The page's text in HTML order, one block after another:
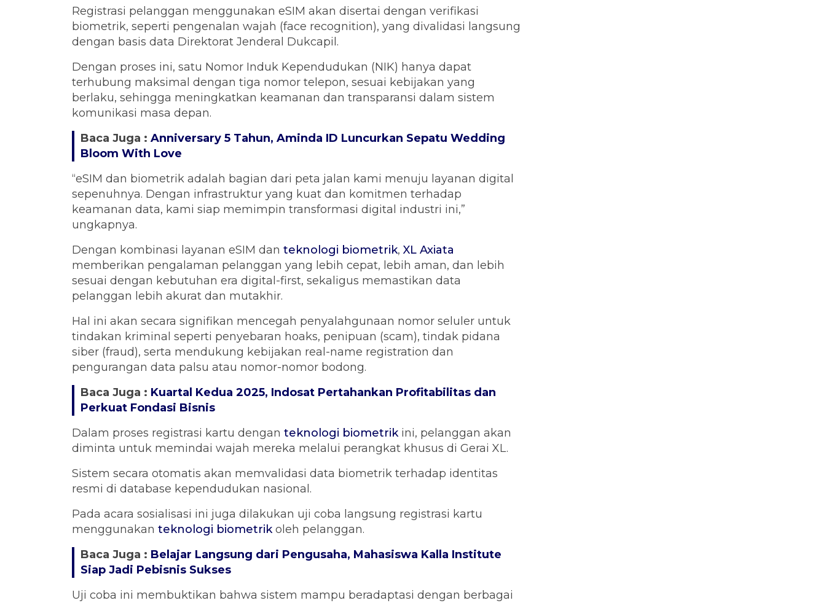
Registrasi pelanggan menggunakan eSIM akan disertai dengan verifikasi
biometrik, seperti pengenalan wajah (face recognition), yang divalidasi langsung
dengan basis data Direktorat Jenderal Dukcapil.
Dengan proses ini, satu Nomor Induk Kependudukan (NIK) hanya dapat
terhubung maksimal dengan tiga nomor telepon, sesuai kebijakan yang
berlaku, sehingga meningkatkan keamanan dan transparansi dalam sistem
komunikasi masa depan.
Baca Juga : Anniversary 5 Tahun, Aminda ID Luncurkan Sepatu Wedding
Bloom With Love
“eSIM dan biometrik adalah bagian dari peta jalan kami menuju layanan digital
sepenuhnya. Dengan infrastruktur yang kuat dan komitmen terhadap
keamanan data, kami siap memimpin transformasi digital industri ini,”
ungkapnya.
Dengan kombinasi layanan eSIM dan teknologi biometrik, XL Axiata
memberikan pengalaman pelanggan yang lebih cepat, lebih aman, dan lebih
sesuai dengan kebutuhan era digital-first, sekaligus memastikan data
pelanggan lebih akurat dan mutakhir.
Hal ini akan secara signifikan mencegah penyalahgunaan nomor seluler untuk
tindakan kriminal seperti penyebaran hoaks, penipuan (scam), tindak pidana
siber (fraud), serta mendukung kebijakan real-name registration dan
pengurangan data palsu atau nomor-nomor bodong.
Baca Juga : Kuartal Kedua 2025, Indosat Pertahankan Profitabilitas dan
Perkuat Fondasi Bisnis
Dalam proses registrasi kartu dengan teknologi biometrikini, pelanggan akan
diminta untuk memindai wajah mereka melalui perangkat khusus di Gerai XL.
Sistem secara otomatis akan memvalidasi data biometrik terhadap identitas
resmi di database kependudukan nasional.
Pada acara sosialisasi ini juga dilakukan uji coba langsung registrasi kartu
menggunakan teknologi biometrikoleh pelanggan.
Baca Juga : Belajar Langsung dari Pengusaha, Mahasiswa Kalla Institute
Siap Jadi Pebisnis Sukses
Uji coba ini membuktikan bahwa sistem mampu beradaptasi dengan berbagai